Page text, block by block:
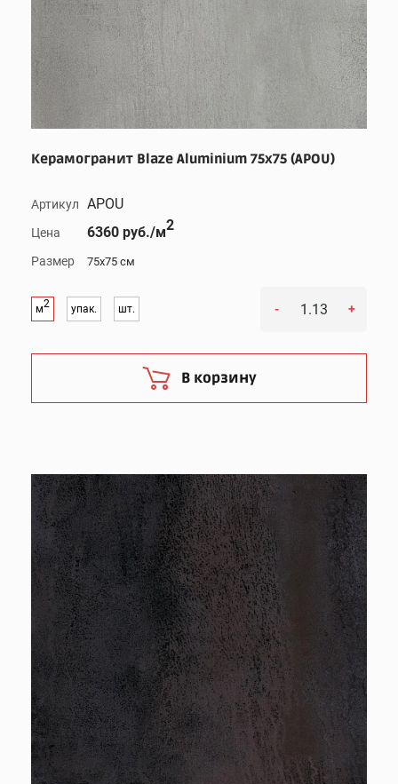
Керамогранит Blaze Aluminium 75x75 (APOU)
Артикул APOU
Цена 6360 руб./м2
Размер 75x75 см
м2 упак. шт. - +
В корзину